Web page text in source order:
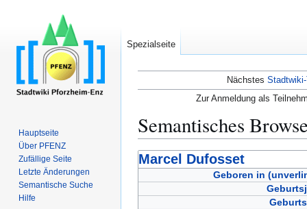
Nächstes
Zur Anmeldung als
Semantisches
Zur
Navigation
Zur
Suche
Marcel Dufosset
Geboren in
Spezialseite
Hauptseite
Über PFENZ
Zufällige Seite
Letzte Änderungen
Semantische Suche
Hilfe